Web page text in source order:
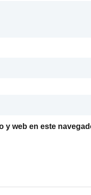
y web en este